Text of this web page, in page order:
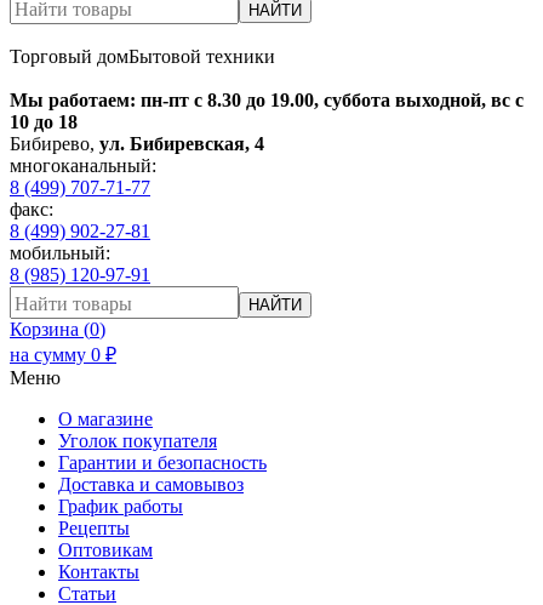
НАЙТИ
Торговый домБытовой техники
Мы работаем: пн-пт с 8.30 до 19.00, суббота выходной, вс с
10 до 18
Бибирево, ул. Бибиревская, 4
многоканальный:
8 (499) 707-71-77
факс:
8 (499) 902-27-81
мобильный:
8 (985) 120-97-91
НАЙТИ
Корзина (0)
на сумму 0 ₽
Меню
О магазине
Уголок покупателя
Гарантии и безопасность
Доставка и самовывоз
График работы
Рецепты
Оптовикам
Контакты
Статьи